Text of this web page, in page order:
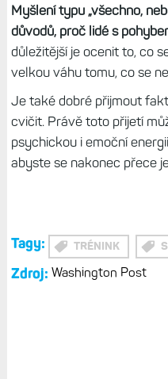
Myšlení typu „všechno,
důvodů, proč lidé s
důležitější je ocenit to, co
velkou váhu tomu, co se
Je také dobré přijmout
cvičit. Právě toto přijetí
psychickou i emoční
abyste se nakonec přece
Tagy: TRÉNINK
Zdroj: Washington Post